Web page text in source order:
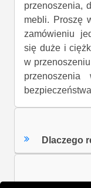
przenoszenia,
mebli. Proszę
zamówieniu
się duże i
w
Dlaczego